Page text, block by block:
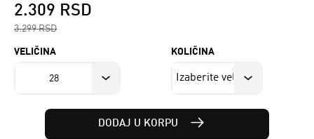
2.309 RSD
3.299 RSD
VELIČINA
28
KOLIČINA
DODAJ U KORPU